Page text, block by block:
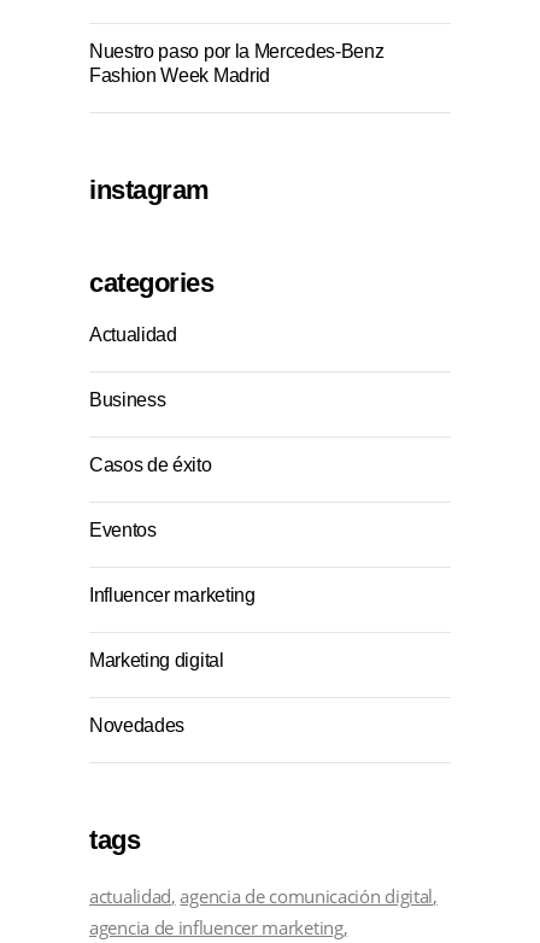
Nuestro paso por la Mercedes-Benz
Fashion Week Madrid
instagram
categories
Actualidad
Business
Casos de éxito
Eventos
Influencer marketing
Marketing digital
Novedades
tags
actualidad agencia de comunicación digital
agencia de influencer marketing